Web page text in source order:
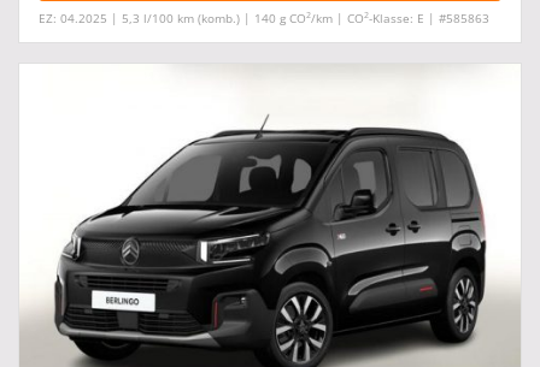
EZ: 04.2025 | 5,3 l/100 km (komb.) | 140 g CO2/km | CO2-Klasse: E | #585863